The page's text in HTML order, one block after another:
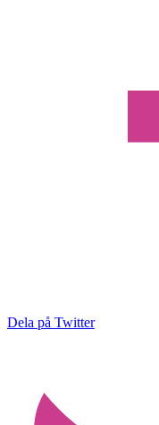
Dela på Twitter